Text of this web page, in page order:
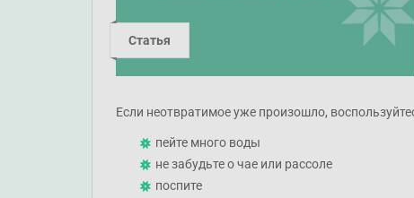
Статья
Если неотвратимое уже произошло,
пейте много воды
не забудьте о чае или рассоле
поспите